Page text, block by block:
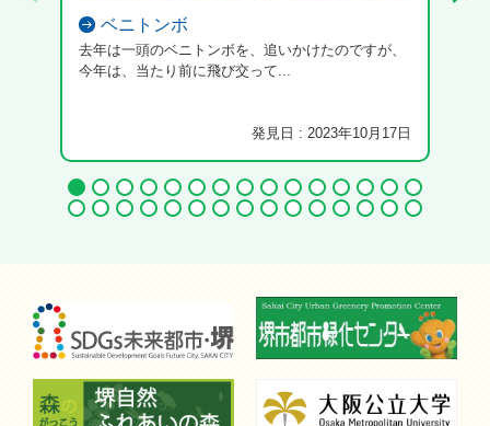
ベニトンボ
去年は一頭のベニトンボを、追いかけたのですが、
今年は、当たり前に飛び交って...
発見日 : 2023年10月17日